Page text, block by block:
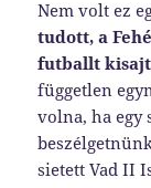
Nem volt ez
tudott, a
futballt
független
volna, ha egy
sietett Vad II